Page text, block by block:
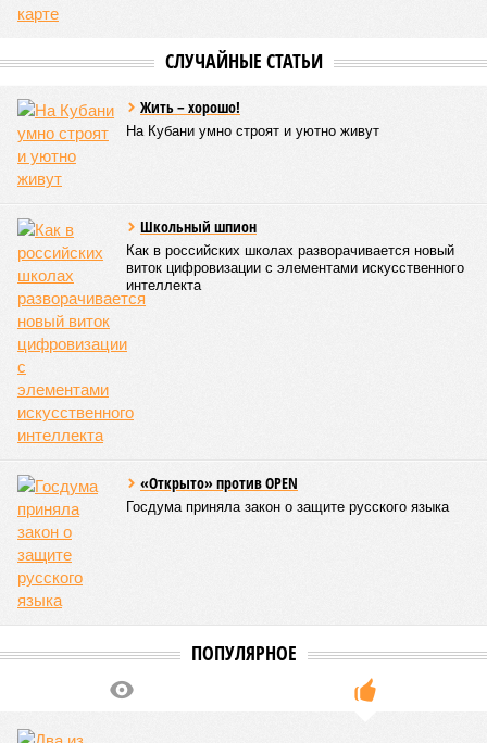
СЛУЧАЙНЫЕ СТАТЬИ
Жить – хорошо!
На Кубани умно строят и уютно живут
Школьный шпион
Как в российских школах разворачивается новый
виток цифровизации с элементами искусственного
интеллекта
«Открыто» против OPEN
Госдума приняла закон о защите русского языка
ПОПУЛЯРНОЕ